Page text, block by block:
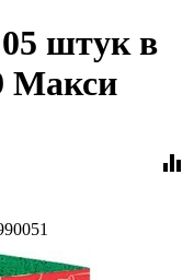
штук в
Макси
equalizer